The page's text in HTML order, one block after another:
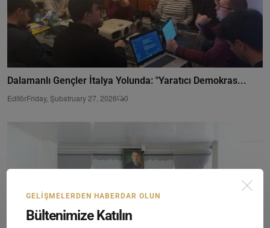
Dalamanlı Gençler İtalya Yolunda: "Yaratıcı Demokras...
EditörFriday, Şubatruary 27, 2026 0
GELIŞMELERDEN HABERDAR OLUN
Bültenimize Katılın